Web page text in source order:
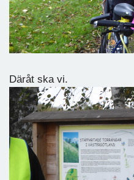
Däråt ska vi.